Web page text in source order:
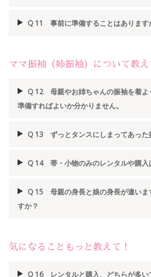
Q 11 事前に準備することはあります
ママ振袖（姉振袖）について教え
Q 12 母親やお姉ちゃんの振袖を着よ
準備すればよいか分かりません。
Q 13 ずっとタンスにしまってあった
Q 14 帯・小物のみのレンタルや購入
Q 15 母親の身長と娘の身長が違いま
すか？
気になることもっと教えて！
Q 16 レンタルと購入、どちらが多い